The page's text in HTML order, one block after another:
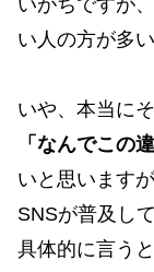
いがちですが
い人の方が多い
いや、本当に
「なんでこの
いと思います
SNSが普及し
具体的に言うと